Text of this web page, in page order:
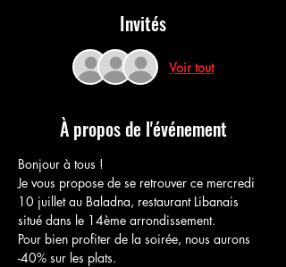
Invités
Voir tout
À propos de l'événement
Bonjour à tous !
Je vous propose de se retrouver ce mercredi
10 juillet au Baladna, restaurant Libanais
situé dans le 14ème arrondissement.
Pour bien profiter de la soirée, nous aurons
-40% sur les plats.